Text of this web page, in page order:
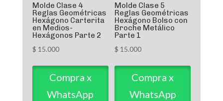
Molde Clase 4
Reglas Geométricas
Hexágono Carterita
en Medios-
Hexágonos Parte 2
$ 15.000
Compra x
WhatsApp
Molde Clase 5
Reglas Geométricas
Hexágono Bolso con
Broche Metálico
Parte 1
$ 15.000
Compra x
WhatsApp